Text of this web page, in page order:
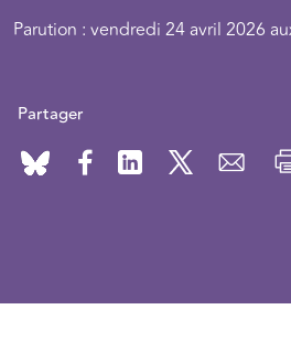
Parution : vendredi 24 avril 2026
Partager